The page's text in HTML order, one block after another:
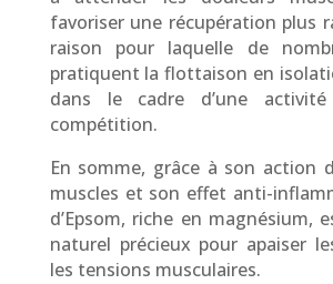
favoriser une récupération plus
raison pour laquelle de
pratiquent la flottaison en
dans le cadre d’une
compétition.
En somme, grâce à son action
muscles et son effet anti-
d’Epsom, riche en magnésium,
naturel précieux pour apaiser
les tensions musculaires.